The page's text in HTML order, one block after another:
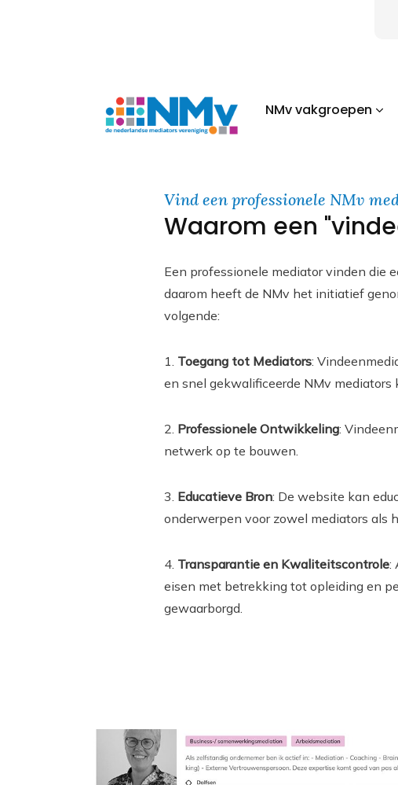
NMv vakgroepen
Vind een professionele NMv
Waarom een
Een professionele mediator vinden die
daarom heeft de NMv het initiatief
volgende:
1. Toegang tot Mediators:
en snel gekwalificeerde NMv mediators
2. Professionele Ontwikkeling:
netwerk op te bouwen.
3. Educatieve Bron: De website kan
onderwerpen voor zowel mediators als
4. Transparantie en Kwaliteitscontrole:
eisen met betrekking tot opleiding en
gewaarborgd.